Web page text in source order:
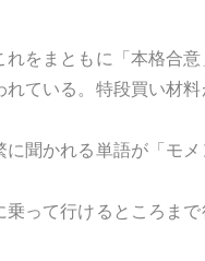
れをまともに「本格合
ている。特段買い材
聞かれる単語が「モメ
って行けるところま